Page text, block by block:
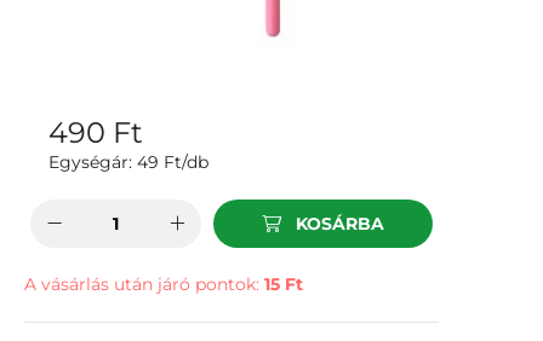
490 Ft
Egységár: 49 Ft/db
KOSÁRBA
A vásárlás után járó pontok: 15 Ft